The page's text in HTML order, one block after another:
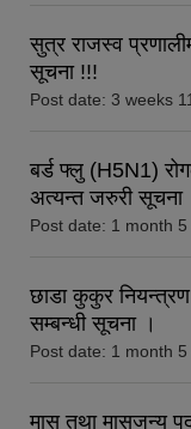
सुत्र राजस्व
सूचना !!!
Post date: 3 weeks
बर्ड फ्लु (H5N1)
अत्यन्त जरुरी सूचना
Post date: 1 month
छाडा कुकुर
सम्बन्धी सूचना ।
Post date: 1 month
मासु तथा मासुजन्य